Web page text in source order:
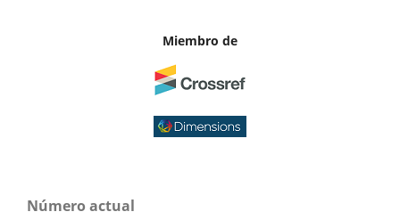
Miembro de
Número actual